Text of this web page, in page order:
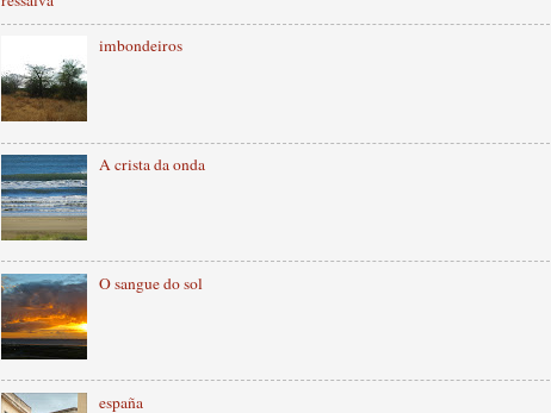
imbondeiros
A crista da onda
O sangue do sol
españa